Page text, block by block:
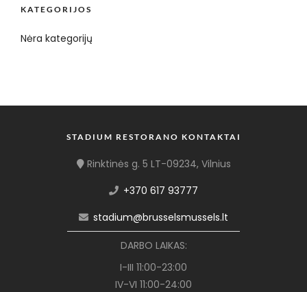
KATEGORIJOS
Nėra kategorijų
STADIUM RESTORANO KONTAKTAI
Rinktinės g. 5 LT-09234, Vilnius
+370 617 93777
stadium@brusselsmussels.lt
DARBO LAIKAS:
I-III 11:00-23:00
IV-VI 11:00-24:00